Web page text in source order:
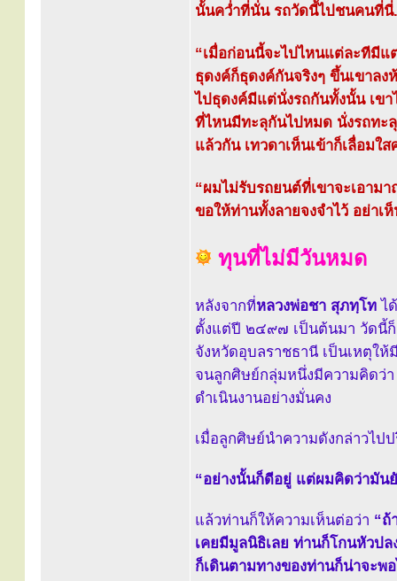
นั้นคว่ำที่นั่น รถวัดนี้ไปชนคนที่นี่
“เมื่อก่อนนี้จะไปไหนแต่ละทีมีแ
ธุดงค์ก็ธุดงค์กันจริงๆ ขึ้นเขาล
ไปธุดงค์มีแต่นั่งรถกันทั้งนั้น เขา
ที่ไหนมีทะลุกันไปหมด นั่งรถทะ
แล้วกัน เทวดาเห็นเข้าก็เลื่อมใส
“ผมไม่รับรถยนต์ที่เขาจะเอามา
ขอให้ท่านทั้งลายจงจำไว้ อย่าเ
ทุนที่ไม่มีวันหมด
หลังจากที่หลวงพ่อชา สุภทฺโท ไ
ตั้งแต่ปี ๒๔๙๗ เป็นต้นมา วัดนี้
จังหวัดอุบลราชธานี เป็นเหตุใ
จนลูกศิษย์กลุ่มหนึ่งมีความคิดว่
ดำเนินงานอย่างมั่นคง
เมื่อลูกศิษย์นำความดังกล่าวไ
“อย่างนั้นก็ดีอยู่ แต่ผมคิดว่ามัน
แล้วท่านก็ให้ความเห็นต่อว่า “ถ้
เคยมีมูลนิธิเลย ท่านก็โกนหัวปล
ก็เดินตามทางของท่านก็น่าจะพ